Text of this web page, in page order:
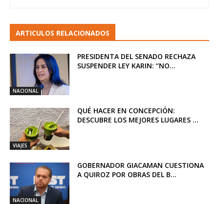
ARTICULOS RELACIONADOS
NACIONAL
PRESIDENTA DEL SENADO RECHAZA
SUSPENDER LEY KARIN: “NO...
VIAJES
QUÉ HACER EN CONCEPCIÓN:
DESCUBRE LOS MEJORES LUGARES ...
NACIONAL
GOBERNADOR GIACAMAN CUESTIONA
A QUIROZ POR OBRAS DEL B...